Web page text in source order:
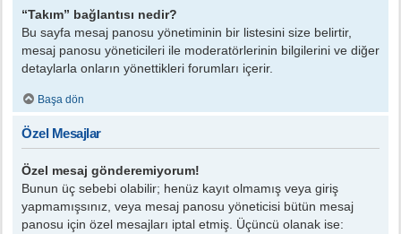
“Takım” bağlantısı nedir?
Bu sayfa mesaj panosu yönetiminin bir listesini size belirtir,
mesaj panosu yöneticileri ile moderatörlerinin bilgilerini ve diğer
detaylarla onların yönettikleri forumları içerir.
Başa dön
Özel Mesajlar
Özel mesaj gönderemiyorum!
Bunun üç sebebi olabilir; henüz kayıt olmamış veya giriş
yapmamışsınız, veya mesaj panosu yöneticisi bütün mesaj
panosu için özel mesajları iptal etmiş. Üçüncü olanak ise: